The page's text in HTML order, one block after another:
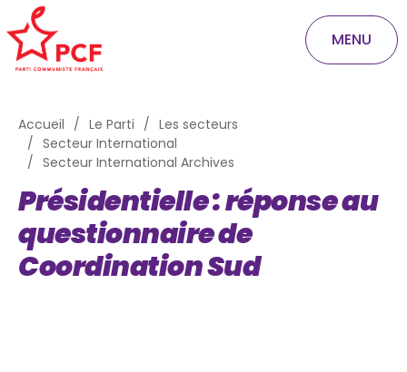
MENU
Accueil Le Parti
Les secteurs
Secteur International
Secteur International Archives
Présidentielle : réponse au
questionnaire de
Coordination Sud